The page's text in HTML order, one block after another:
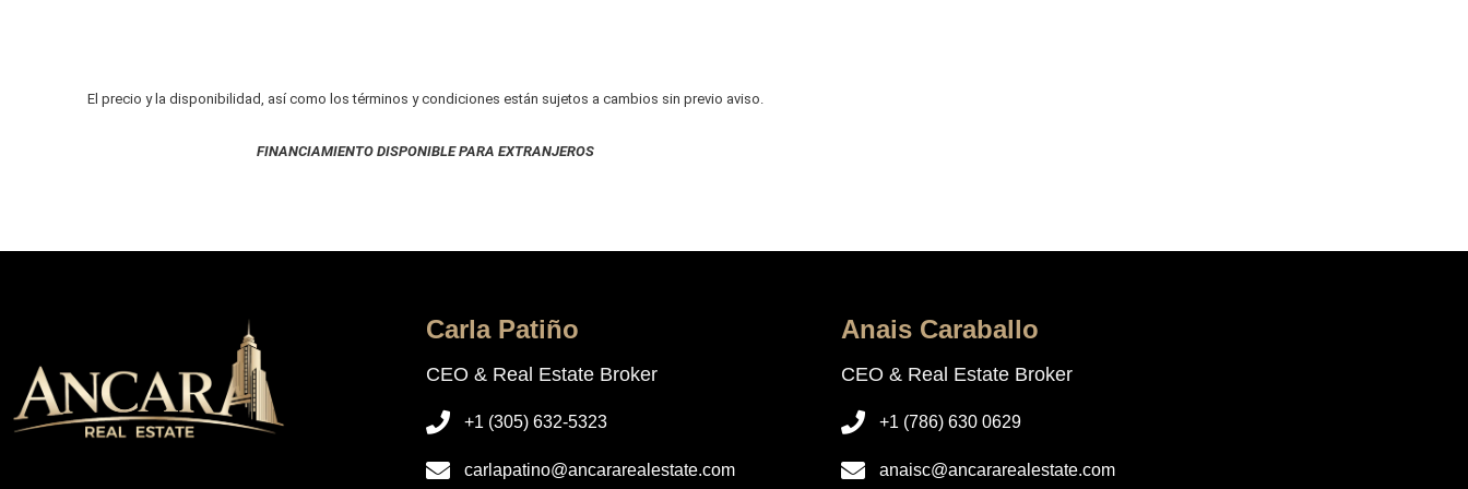
El precio y la disponibilidad, así como los términos y condiciones están sujetos a cambios sin previo aviso.
FINANCIAMIENTO DISPONIBLE PARA EXTRANJEROS
Carla Patiño
CEO & Real Estate Broker
+1 (305) 632-5323
carlapatino@ancararealestate.com
Anais Caraballo
CEO & Real Estate Broker
+1 (786) 630 0629
anaisc@ancararealestate.com